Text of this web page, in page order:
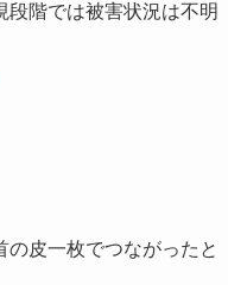
階では被害状況は不明
皮一枚でつながったと